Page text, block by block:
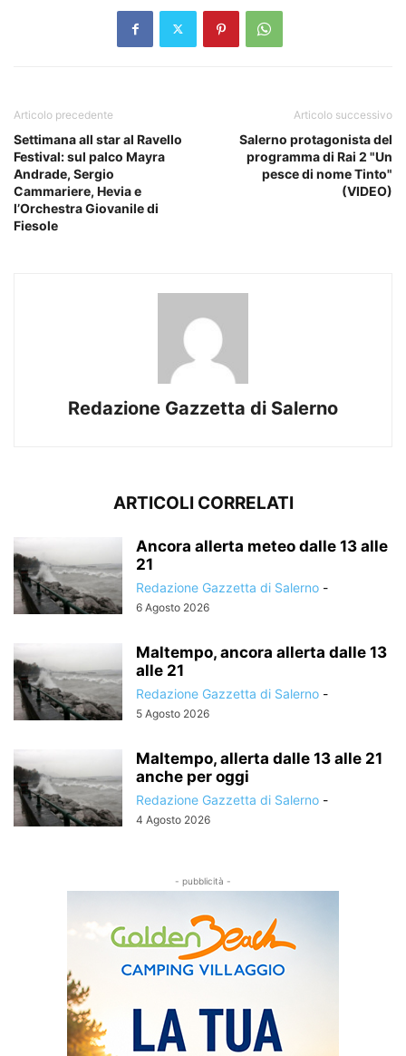
Articolo precedente
Settimana all star al Ravello
Festival: sul palco Mayra
Andrade, Sergio
Cammariere, Hevia e
l’Orchestra Giovanile di
Fiesole
Articolo successivo
Salerno protagonista del
programma di Rai 2 "Un
pesce di nome Tinto"
(VIDEO)
Redazione Gazzetta di Salerno
ARTICOLI CORRELATI
Ancora allerta meteo dalle 13 alle
21
Redazione Gazzetta di Salerno -
6 Agosto 2026
Maltempo, ancora allerta dalle 13
alle 21
Redazione Gazzetta di Salerno -
5 Agosto 2026
Maltempo, allerta dalle 13 alle 21
anche per oggi
Redazione Gazzetta di Salerno -
4 Agosto 2026
- pubblicità -